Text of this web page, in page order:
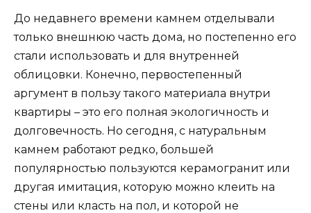
До недавнего времени камнем отделывали
только внешнюю часть дома, но постепенно его
стали использовать и для внутренней
облицовки. Конечно, первостепенный
аргумент в пользу такого материала внутри
квартиры – это его полная экологичность и
долговечность. Но сегодня, с натуральным
камнем работают редко, большей
популярностью пользуются керамогранит или
другая имитация, которую можно клеить на
стены или класть на пол, и которой не